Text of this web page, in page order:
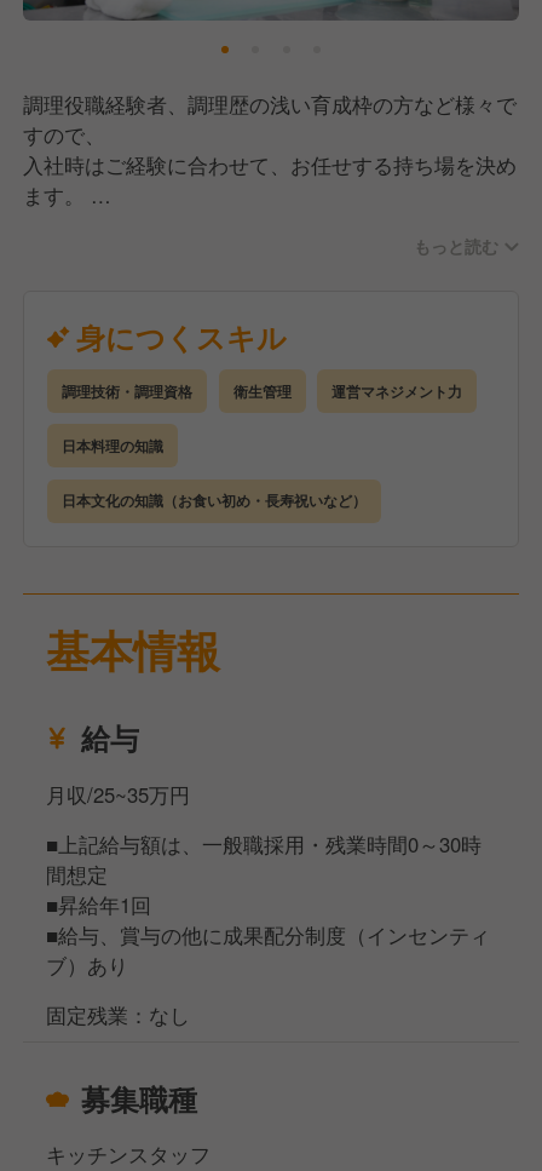
調理役職経験者、調理歴の浅い育成枠の方など様々で
すので、
入社時はご経験に合わせて、お任せする持ち場を決め
ます。
役職者には、調理場のシフト作成や原価管理等の管理
業務も
お任せいたします。
もっと読む
身につくスキル
調理技術・調理資格 衛生管理 運営マネジメント力
日本料理の知識
日本文化の知識（お食い初め・長寿祝いなど）
基本情報
給与
月収/25~35万円
■上記給与額は、一般職採用・残業時間0～30時
間想定
■昇給年1回
■給与、賞与の他に成果配分制度（インセンティ
ブ）あり
固定残業：なし
募集職種
キッチンスタッフ